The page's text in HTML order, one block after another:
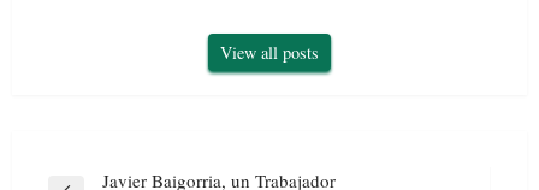
View all posts
Navegación
Javier Baigorria, un Trabajador